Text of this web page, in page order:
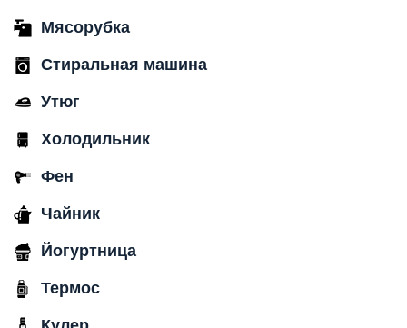
Мясорубка
Стиральная машина
Утюг
Холодильник
Фен
Чайник
Йогуртница
Термос